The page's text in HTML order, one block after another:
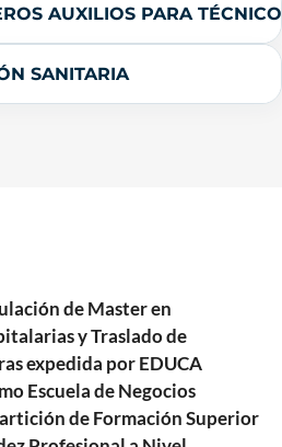
AUXILIOS PARA
SANITARIA
de Master en
y Traslado de
expedida por EDUCA
Escuela de Negocios
de Formación Superior